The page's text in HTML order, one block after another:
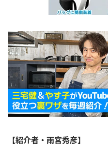
【紹介者・雨宮秀彦】